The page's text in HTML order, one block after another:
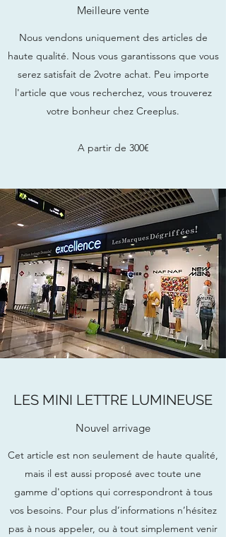
Meilleure vente
Nous vendons uniquement des articles de
haute qualité. Nous vous garantissons que vous
serez satisfait de 2votre achat. Peu importe
l'article que vous recherchez, vous trouverez
votre bonheur chez Creeplus.
A partir de 300€
LES MINI LETTRE LUMINEUSE
Nouvel arrivage
Cet article est non seulement de haute qualité,
mais il est aussi proposé avec toute une
gamme d'options qui correspondront à tous
vos besoins. Pour plus d’informations n’hésitez
pas à nous appeler, ou à tout simplement venir